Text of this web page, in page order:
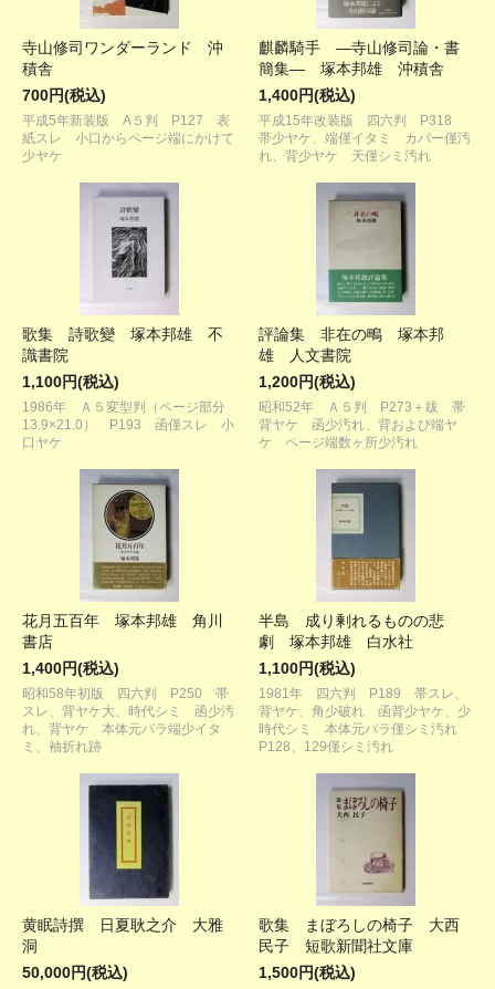
寺山修司ワンダーランド 沖
積舎
700円(税込)
平成5年新装版 A５判 P127 表
紙スレ 小口からページ端にかけて
少ヤケ
麒麟騎手 ―寺山修司論・書
簡集― 塚本邦雄 沖積舎
1,400円(税込)
平成15年改装版 四六判 P318
帯少ヤケ、端僅イタミ カバー僅汚
れ、背少ヤケ 天僅シミ汚れ
歌集 詩歌變 塚本邦雄 不
識書院
1,100円(税込)
1986年 Ａ５変型判（ページ部分
13.9×21.0） P193 函僅スレ 小
口ヤケ
評論集 非在の鴫 塚本邦
雄 人文書院
1,200円(税込)
昭和52年 Ａ５判 P273＋跋 帯
背ヤケ 函少汚れ、背および端ヤ
ケ ページ端数ヶ所少汚れ
花月五百年 塚本邦雄 角川
書店
1,400円(税込)
昭和58年初版 四六判 P250 帯
スレ、背ヤケ大、時代シミ 函少汚
れ、背ヤケ 本体元パラ端少イタ
ミ、袖折れ跡
半島 成り剰れるものの悲
劇 塚本邦雄 白水社
1,100円(税込)
1981年 四六判 P189 帯スレ、
背ヤケ、角少破れ 函背少ヤケ、少
時代シミ 本体元パラ僅シミ汚れ
P128、129僅シミ汚れ
黄眠詩撰 日夏耿之介 大雅
洞
50,000円(税込)
歌集 まぼろしの椅子 大西
民子 短歌新聞社文庫
1,500円(税込)